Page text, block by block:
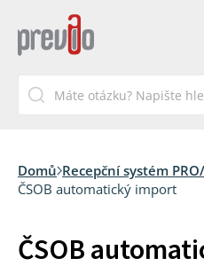
Domů Recepční systém
ČSOB automatický import
ČSOB